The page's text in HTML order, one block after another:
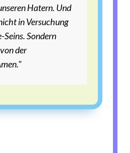
Hatern. Und
in Versuchung
Seins.Sondern
der